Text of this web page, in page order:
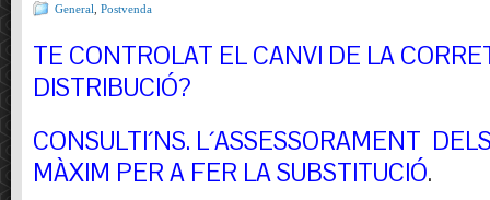
General Postvenda
TE CONTROLAT EL CANVI DE LA
DISTRIBUCIÓ?
CONSULTI´NS. L´ASSESSORAMENT
MÀXIM PER A FER LA SUBSTITUCIÓ.